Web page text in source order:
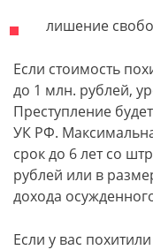
лишение
Если стоимость
до 1 млн. рублей,
Преступление
УК РФ.
срок до 6 лет со
рублей или в
дохода
Если у вас